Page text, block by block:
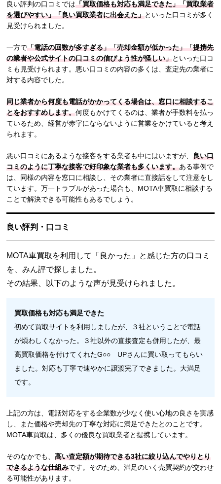
良い評判の口コミでは「買取価格も対応も満足できた」「買取業者
を選びやすい」「良い買取業者に出会えた」といった口コミが多く
見受けられました。
一方で「電話の回数が多すぎる」「売却金額が低かった」「提携先
の業者や公式サイトの口コミの信ぴょう性が怪しい」といった口コ
ミも見受けられます。悪い口コミの内容の多くは、査定先の業者に
対する内容でした。
同じ業者から何度も電話がかかってくる場合は、窓口に相談するこ
とをおすすめします。何度もかけてくるのは、業者が手数料を払っ
ているため、経営が赤字にならないように営業をかけていると考え
られます。
悪い口コミにあるような接客をする業者も中にはいますが、 良い口
コミのように丁寧な接客で好印象な業者も多くいます。ある事例で
は、同様の内容を窓口に相談し、その業者に直接話をして注意をし
ています。万一トラブルがあった場合も、MOTA車買取に相談する
ことで解決できる可能性もあるでしょう。
良い評判・口コミ
MOTA車買取を利用して「良かった」と感じた方の口コミ
を、みん評で探しました。
その結果、以下のような声が見受けられました。
買取価格も対応も満足できた
初めて買取サイトを利用しましたが、３社ということで電話
が煩わしくなかった。３社以外の直接査定も併用したが、最
高買取価格を付けてくれたG○○ UPさんに買い取ってもらい
ました。対応も丁寧で速やかに譲渡完了できました。大満足
です。
上記の方は、電話対応をする企業数が少なく使い心地の良さを実感
し、また価格や売却先の丁寧な対応に満足できたとのことです。
MOTA車買取は、多くの優良な買取業者と提携しています。
そのなかでも、 高い査定額が期待できる3社に絞り込んでやりとり
できるような仕組みです。そのため、満足のいく売買契約が交わせ
る可能性があります。